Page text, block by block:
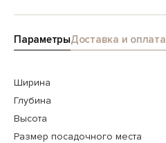
ПараметрыДоставка и оплата
Ширина
Глубина
Высота
Размер посадочного места